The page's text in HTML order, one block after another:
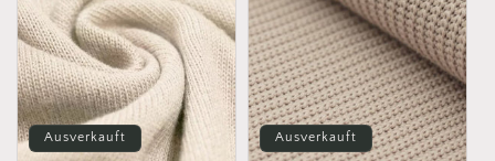
Ausverkauft Ausverkauft